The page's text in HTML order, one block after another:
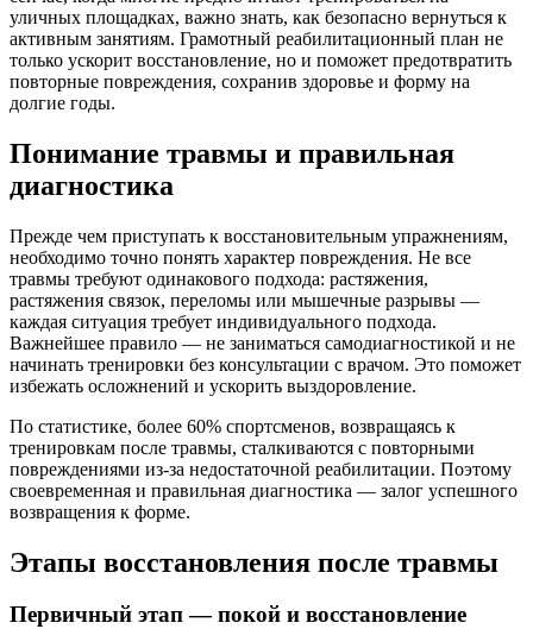
уличных площадках, важно знать, как безопасно вернуться к
активным занятиям. Грамотный реабилитационный план не
только ускорит восстановление, но и поможет предотвратить
повторные повреждения, сохранив здоровье и форму на
долгие годы.
Понимание травмы и правильная
диагностика
Прежде чем приступать к восстановительным упражнениям,
необходимо точно понять характер повреждения. Не все
травмы требуют одинакового подхода: растяжения,
растяжения связок, переломы или мышечные разрывы —
каждая ситуация требует индивидуального подхода.
Важнейшее правило — не заниматься самодиагностикой и не
начинать тренировки без консультации с врачом. Это поможет
избежать осложнений и ускорить выздоровление.
По статистике, более 60% спортсменов, возвращаясь к
тренировкам после травмы, сталкиваются с повторными
повреждениями из-за недостаточной реабилитации. Поэтому
своевременная и правильная диагностика — залог успешного
возвращения к форме.
Этапы восстановления после травмы
Первичный этап — покой и восстановление